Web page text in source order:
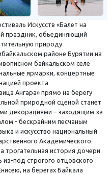
Искусств «Балет на
праздник, обьединяющий
природу
районе Бурятии на
байкальском селе
ярмарки, концертные
проекта
Ангара» прямо на берегу
природной сценой станет
декорациями – заходящим за
- бескрайним песчаным
и искусство национальный
Академического
трогательная история дочери
под строгого отцовского
на берегах Байкала